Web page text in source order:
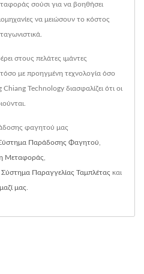
σούσι για να βοηθήσει
να μειώσουν το κόστος
στους πελάτες ιμάντες
με προηγμένη τεχνολογία όσο
Chiang Technology διασφαλίζει ότι οι
φαγητού μας
Παράδοσης Φαγητού
Μεταφοράς
Σύστημα Παραγγελίας Ταμπλέτας και
μας